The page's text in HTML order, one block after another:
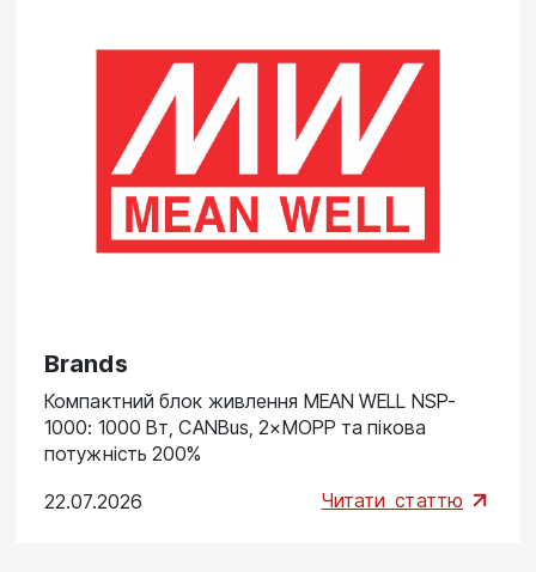
Brands
Компактний блок живлення MEAN WELL NSP-
1000: 1000 Вт, CANBus, 2×MOPP та пікова
потужність 200%
22.07.2026 Читати статтю